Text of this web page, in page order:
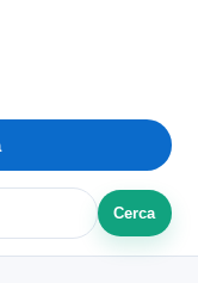
Cerca